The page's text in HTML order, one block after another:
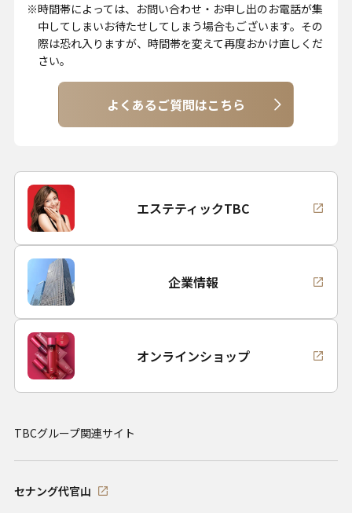
時間帯によっては、お問い合わせ・お申し出のお電話が集
中してしまいお待たせしてしまう場合もございます。その
際は恐れ入りますが、時間帯を変えて再度おかけ直しくだ
さい。
よくあるご質問はこちら
エステティックTBC
企業情報
オンラインショップ
TBCグループ関連サイト
セナング代官山